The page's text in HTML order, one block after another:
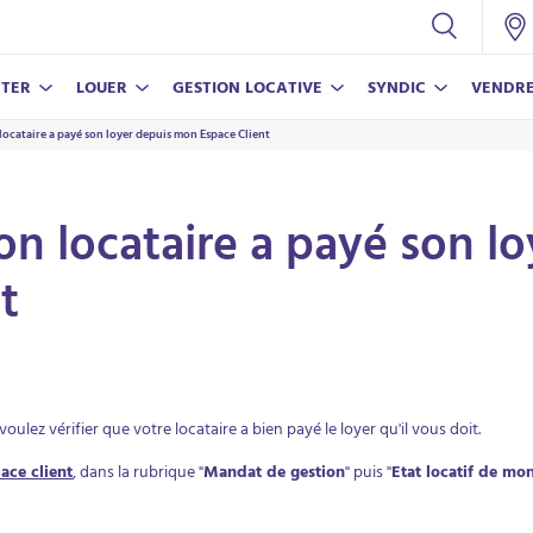
NOS SERVICES
Parrainer un proche
LOUER
CONSEILS
GESTION LOCATIVE
NOS SERVICES
Estimer mon loyer
SYNDIC
CONSEILS
VENDRE
NOS SERVICES
Nos conseils pour bien vendre
En
En
a payé son loyer depuis mon Espace Client
locataire a payé son
vérifier que votre locataire a bien payé le loyer qu'il vous doit.
client, dans la rubrique "Mandat de gestion" puis "Etat locatif de